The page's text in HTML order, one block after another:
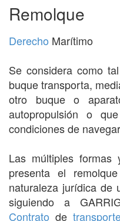
Remolque
Derecho Marítimo
Se considera como
buque transporta,
otro buque o
autopropulsión o
condiciones de
Las múltiples formas
presenta el
naturaleza jurídica de
siguiendo a
Contrato de